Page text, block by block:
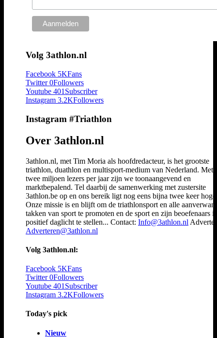
Volg 3athlon.nl
Facebook 5KFans
Twitter 0Followers
Youtube 401 Subscriber
Instagram 3.2KFollowers
Instagram #Triathlon
Over 3athlon.nl
3athlon.nl, met Tim Moria als hoofdredacteur, is het grootste
triathlon, duathlon en multisport-medium van Nederland. Met
twee miljoen lezers per jaar zijn we toonaangevend en
marktbepalend. Tel daarbij de samenwerking met zustersite
3athlon.be op en ons bereik ligt nog eens bijna twee keer
Onze missie is en blijft om de triathlonsport en alle
takken van sport te promoten en de sport en zijn beoefenaars
positief daglicht te stellen... Contact: Info@3athlon.nl
Adverteren@3athlon.nl
Volg 3athlon.nl:
Facebook 5KFans
Twitter 0Followers
Youtube 401 Subscriber
Instagram 3.2KFollowers
Today's pick
Nieuw